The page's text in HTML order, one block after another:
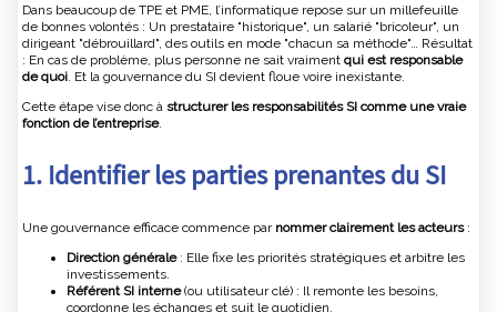
Dans beaucoup de TPE et PME, l’informatique repose sur un millefeuille
de bonnes volontés : Un prestataire "historique", un salarié "bricoleur", un
dirigeant "débrouillard", des outils en mode "chacun sa méthode"… Résultat
: En cas de problème, plus personne ne sait vraiment qui est responsable
de quoi. Et la gouvernance du SI devient floue voire inexistante.
Cette étape vise donc à structurer les responsabilités SI comme une vraie
fonction de l’entreprise.
1. Identifier les parties prenantes du SI
Une gouvernance efficace commence par nommer clairement les acteurs:
Direction générale: Elle fixe les priorités stratégiques et arbitre les
investissements.
Référent SI interne(ou utilisateur clé) : Il remonte les besoins,
coordonne les échanges et suit le quotidien.